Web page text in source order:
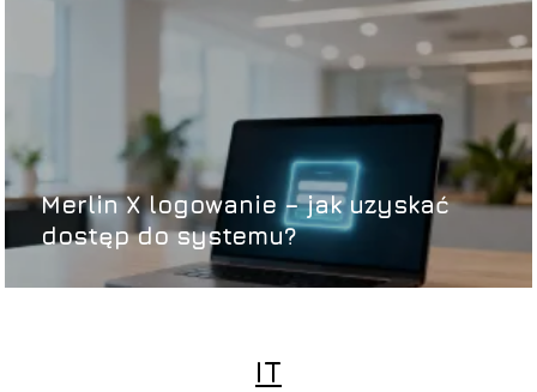
Merlin X logowanie – jak uzyskać
dostęp do systemu?
IT